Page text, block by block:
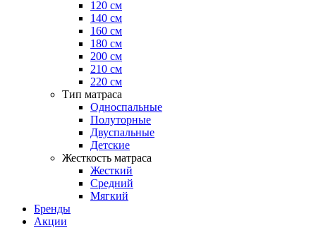
120 см
140 см
160 см
180 см
200 см
210 см
220 см
Тип матраса
Односпальные
Полуторные
Двуспальные
Детские
Жесткость матраса
Жесткий
Средний
Мягкий
Бренды
Акции